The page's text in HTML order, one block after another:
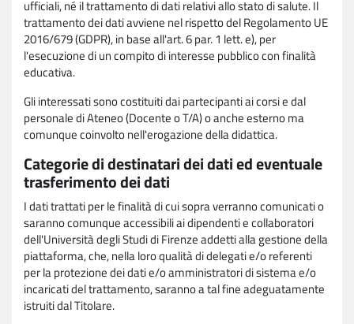
ufficiali, né il trattamento di dati relativi allo stato di salute. Il
trattamento dei dati avviene nel rispetto del Regolamento UE
2016/679 (GDPR), in base all'art. 6 par. 1 lett. e), per
l'esecuzione di un compito di interesse pubblico con finalità
educativa.
Gli interessati sono costituiti dai partecipanti ai corsi e dal
personale di Ateneo (Docente o T/A) o anche esterno ma
comunque coinvolto nell'erogazione della didattica.
Categorie di destinatari dei dati ed eventuale
trasferimento dei dati
I dati trattati per le finalità di cui sopra verranno comunicati o
saranno comunque accessibili ai dipendenti e collaboratori
dell'Università degli Studi di Firenze addetti alla gestione della
piattaforma, che, nella loro qualità di delegati e/o referenti
per la protezione dei dati e/o amministratori di sistema e/o
incaricati del trattamento, saranno a tal fine adeguatamente
istruiti dal Titolare.